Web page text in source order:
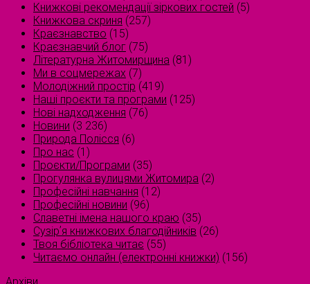
Книжкові рекомендації зіркових гостей (5)
Книжкова скриня (257)
Краєзнавство (15)
Краєзнавчий блог (75)
Літературна Житомирщина (81)
Ми в соцмережах (7)
Молодіжний простір (419)
Наші проєкти та програми (125)
Нові надходження (76)
Новини (3 236)
Природа Полісся (6)
Про нас (1)
Проєкти/Програми (35)
Прогулянка вулицями Житомира (2)
Професійні навчання (12)
Професійні новини (96)
Славетні імена нашого краю (35)
Сузірʼя книжкових благодійників (26)
Твоя бібліотека читає (55)
Читаємо онлайн (електронні книжки) (156)